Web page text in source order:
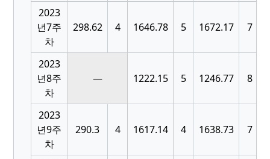
2023
년7주
차
298.62 4 1646.78 5 1672.17 7
2023
년8주
차
— 1222.15 5 1246.77 8
2023
년9주
차
290.3 4 1617.14 4 1638.73 7